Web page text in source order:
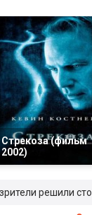
Стрекоза (фильм
2002)
решили